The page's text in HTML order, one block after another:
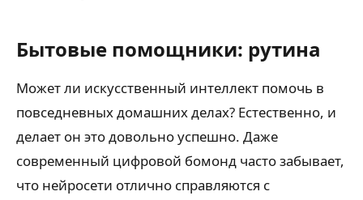
Бытовые помощники: рутина
Может ли искусственный интеллект помочь в
повседневных домашних делах? Естественно, и
делает он это довольно успешно. Даже
современный цифровой бомонд часто забывает,
что нейросети отлично справляются с